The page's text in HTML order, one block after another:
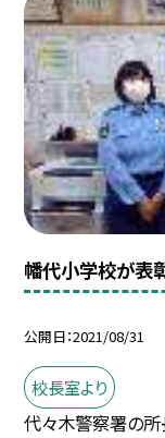
幡代小学校が表
公開日 2021/08/31
校長室より
代々木警察署の所